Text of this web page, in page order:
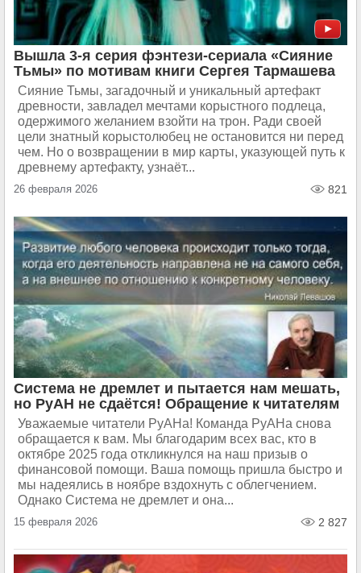
Вышла 3-я серия фэнтези-сериала «Сияние
Тьмы» по мотивам книги Сергея Тармашева
Сияние Тьмы, загадочный и уникальный артефакт
древности, завладел мечтами корыстного подлеца,
одержимого желанием взойти на трон. Ради своей
цели знатный корыстолюбец не остановится ни перед
чем. Но о возвращении в мир карты, указующей путь к
древнему артефакту, узнаёт...
26 февраля 2026 821
Система не дремлет и пытается нам мешать,
но РуАН не сдаётся! Обращение к читателям
Уважаемые читатели РуАНа! Команда РуАНа снова
обращается к вам. Мы благодарим всех вас, кто в
октябре 2025 года откликнулся на наш призыв о
финансовой помощи. Ваша помощь пришла быстро и
мы надеялись в ноябре вздохнуть с облегчением.
Однако Система не дремлет и она...
15 февраля 2026 2 827